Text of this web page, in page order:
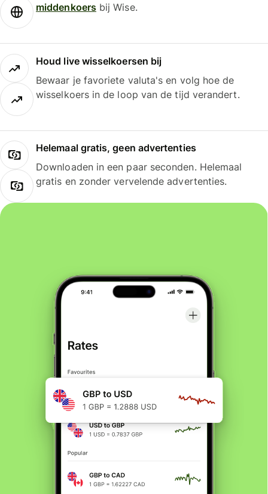
middenkoersbij Wise.
Houd live wisselkoersen bij
Bewaar je favoriete valuta's en volg hoe de
wisselkoers in de loop van de tijd verandert.
Helemaal gratis, geen advertenties
Downloaden in een paar seconden. Helemaal
gratis en zonder vervelende advertenties.